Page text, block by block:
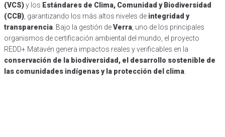
(VCS)y los Estándares de Clima, Comunidad y Biodiversidad
(CCB) , garantizando los más altos niveles de integridad y
transparencia . Bajo la gestión deVerra , uno de los principales
organismos de certificación ambiental del mundo, el proyecto
REDD+ Matavén genera impactos reales y verificables en la
conservación de la biodiversidad, el desarrollo sostenible de
las comunidades indígenas y la protección del clima